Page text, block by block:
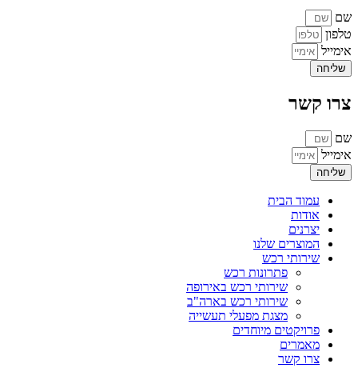
שם
טלפון
אימייל
שליחה
צרו קשר
שם
אימייל
שליחה
עמוד הבית
אודות
יצרנים
המוצרים שלנו
שירותי רכש
פתרונות רכש
שירותי רכש באירופה
שירותי רכש בארה"ב
מצגת מפעלי תעשייה
פרויקטים מיוחדים
מאמרים
צרו קשר